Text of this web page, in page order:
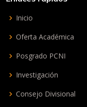
Inicio
Oferta Académica
Posgrado PCNI
Investigación
Consejo Divisional